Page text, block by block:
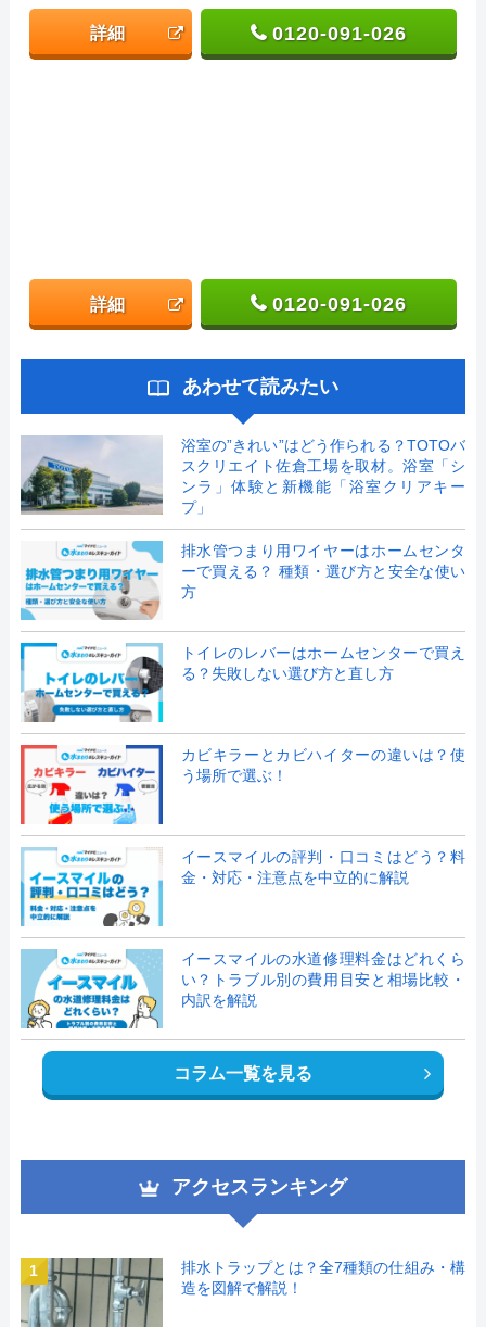
詳細 0120-091-026
詳細 0120-091-026
あわせて読みたい
浴室の”きれい”はどう作られる？TOTOバ
スクリエイト佐倉工場を取材。浴室「シ
ンラ」体験と新機能「浴室クリアキー
プ」
排水管つまり用ワイヤーはホームセンタ
ーで買える？ 種類・選び方と安全な使い
方
トイレのレバーはホームセンターで買え
る？失敗しない選び方と直し方
カビキラーとカビハイターの違いは？使
う場所で選ぶ！
イースマイルの評判・口コミはどう？料
金・対応・注意点を中立的に解説
イースマイルの水道修理料金はどれくら
い？トラブル別の費用目安と相場比較・
内訳を解説
コラム一覧を見る
アクセスランキング
1
排水トラップとは？全7種類の仕組み・構
造を図解で解説！